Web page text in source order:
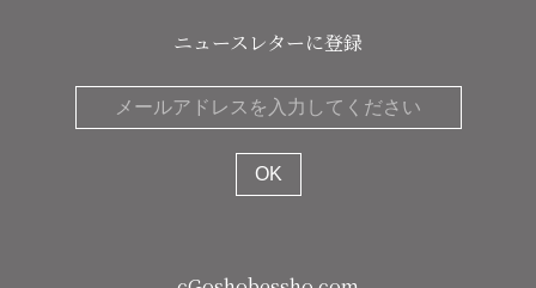
ニュースレターに登録